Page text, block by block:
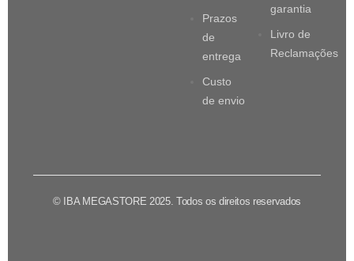
Prazos
de
entrega
Custo
de envio
garantia
Livro de
Reclamações
© IBA MEGASTORE 2025. Todos os direitos reservados